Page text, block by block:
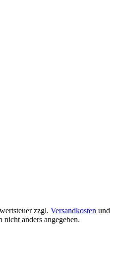
zzgl. Versandkosten und
anders angegeben.